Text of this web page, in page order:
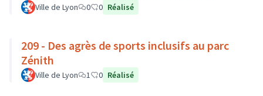
Ville de Lyon 0 0 Réalisé
209 - Des agrès de sports inclusifs au parc
Zénith
Ville de Lyon 1 0 Réalisé